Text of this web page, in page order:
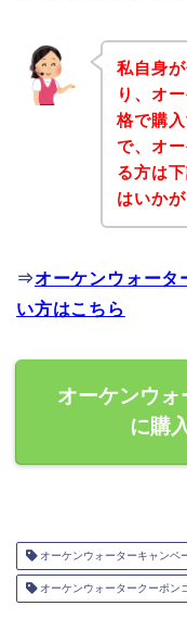
私自身
り、オ
格で購
で、オ
る方は
はいか
⇒オーケンウォータ
い方はこちら
オーケンウ
に購
オーケンウォーターキャンペ
オーケンウォータークーポン